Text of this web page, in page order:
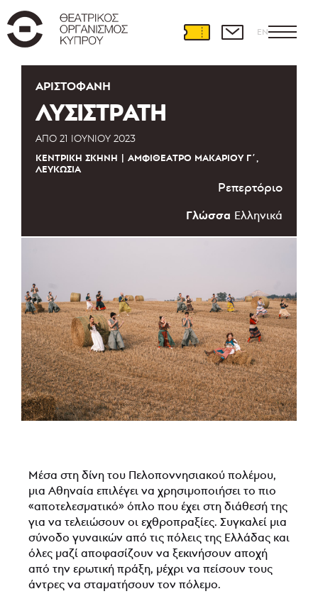
EN
ΑΡΙΣΤΟΦΆΝΗ
ΛΥΣΙΣΤΡΑΤΗ
ΑΠΌ 21 ΙΟΥΝΊΟΥ 2023
ΚΕΝΤΡΙΚΉ ΣΚΗΝΉ
ΑΜΦΙΘΈΑΤΡΟ ΜΑΚΑΡΊΟΥ Γ΄,
ΛΕΥΚΩΣΊΑ
Ρεπερτόριο
Γλώσσα Ελληνικά
Μέσα στη δίνη του Πελοποννησιακού πολέμου,
μια Αθηναία επιλέγει να χρησιμοποιήσει το πιο
«αποτελεσματικό» όπλο που έχει στη διάθεσή της
για να τελειώσουν οι εχθροπραξίες. Συγκαλεί μια
σύνοδο γυναικών από τις πόλεις της Ελλάδας και
όλες μαζί αποφασίζουν να ξεκινήσουν αποχή
από την ερωτική πράξη, μέχρι να πείσουν τους
άντρες να σταματήσουν τον πόλεμο.